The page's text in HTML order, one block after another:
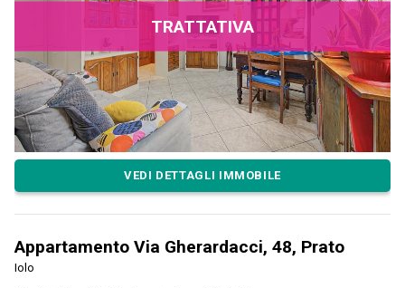
TRATTATIVA
VEDI DETTAGLI IMMOBILE
Appartamento Via Gherardacci, 48, Prato
Iolo